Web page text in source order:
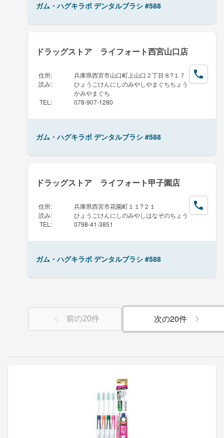
ガム・ハグキラボ デンタルブラシ #588
ドラッグストア ライフォート西宮山口店
住所:
兵庫県西宮市山口町上山口２丁目８?１７
読み:
ひょうごけんにしのみやしやまぐちちょう
かみやまぐち
TEL : 078-907-1280
ガム・ハグキラボ デンタルブラシ #588
ドラッグストア ライフォート甲子園店
住所:
兵庫県西宮市花園町１１?２１
読み:
ひょうごけんにしのみやしはなぞのちょう
TEL : 0798-41-3851
ガム・ハグキラボ デンタルブラシ #588
前の20件 次の20件